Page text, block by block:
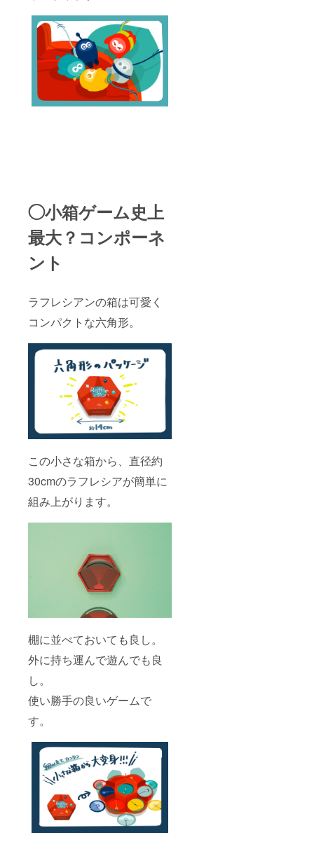
◯小箱ゲーム史上
最大？コンポーネ
ント
ラフレシアンの箱は可愛く
コンパクトな六角形。
この小さな箱から、直径約
30cmのラフレシアが簡単に
組み上がります。
棚に並べておいても良し。
外に持ち運んで遊んでも良
し。
使い勝手の良いゲームで
す。